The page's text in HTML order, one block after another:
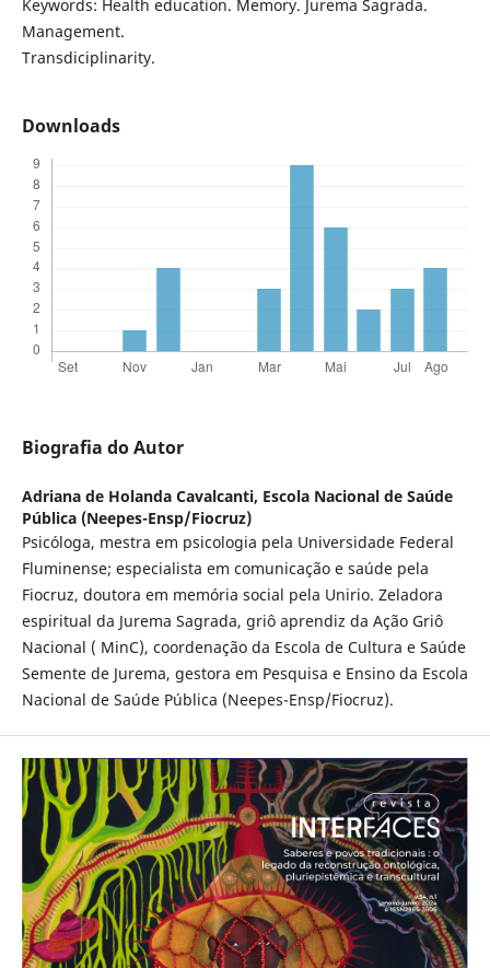
Keywords: Health education. Memory. Jurema Sagrada.
Management.
Transdiciplinarity.
Downloads
Biografia do Autor
Adriana de Holanda Cavalcanti, Escola Nacional de Saúde
Pública (Neepes-Ensp/Fiocruz)
Psicóloga, mestra em psicologia pela Universidade Federal
Fluminense; especialista em comunicação e saúde pela
Fiocruz, doutora em memória social pela Unirio. Zeladora
espiritual da Jurema Sagrada, griô aprendiz da Ação Griô
Nacional ( MinC), coordenação da Escola de Cultura e Saúde
Semente de Jurema, gestora em Pesquisa e Ensino da Escola
Nacional de Saúde Pública (Neepes-Ensp/Fiocruz).